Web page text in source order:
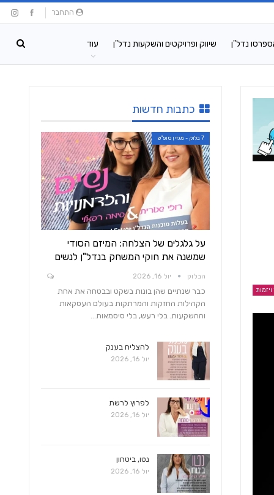
התחבר
נדל"ן שיווק ופרויקטים והשקעות נדל"ן עוד
ויזמות
כתבות חדשות
7 בלוק - מגזין סופ"ש
על גלגלים של הצלחה: המיזם הסודי
שמשנה את חוקי המשחק בנדל"ן לנשים
הבלוק יול 16, 2026
כבר שנתיים שהן בונות בשקט ובבטחה את אחת
הקהילות החזקות והמרתקות בעולם העסקאות
וההשקעות. בלי רעש, בלי סיסמאות…
להצליח בענק
יול 16, 2026
לפרוץ לרשת
יול 16, 2026
נטו, ביטחון
יול 16, 2026